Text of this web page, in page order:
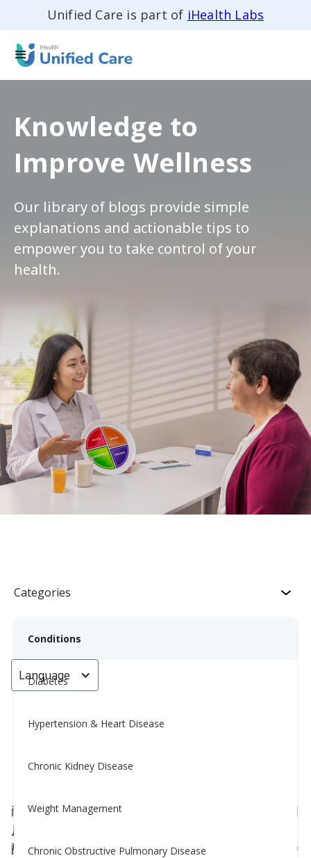
Unified Care is part of iHealth Labs
Knowledge to
Improve Wellness
Our library of blogs provide simple
explanations and actionable tips to
empower you to take control of your
health.
Categories
Conditions
Diabetes
Hypertension & Heart Disease
Chronic Kidney Disease
Weight Management
Chronic Obstructive Pulmonary Disease
Language
抗性澱粉：更好！
Nina Ghamrawi, MS, RD, CDE
耐消化淀粉是一種在小腸內不被身體消化的淀粉。相
反，它會通過小腸進入大腸，在那裡被腸道細菌發
酵。耐消化淀粉具有幾種潛在的健康益處，包括改善